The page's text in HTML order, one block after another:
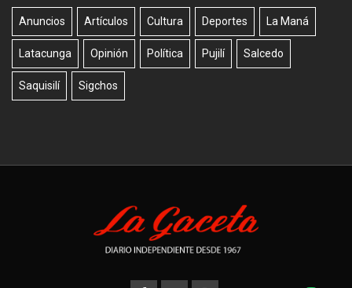
Anuncios Artículos Cultura Deportes La Maná
Latacunga Opinión Política Pujilí Salcedo
Saquisilí Sigchos